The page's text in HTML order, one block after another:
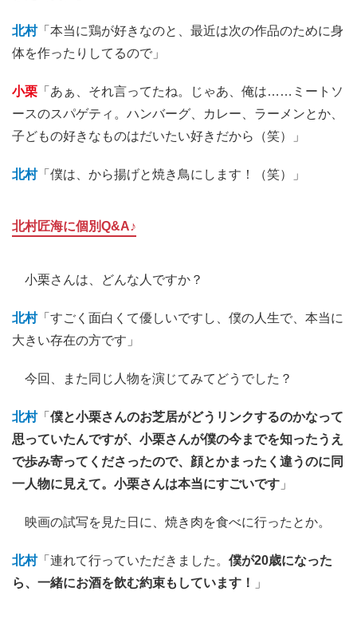
北村「本当に鶏が好きなのと、最近は次の作品のために身
体を作ったりしてるので」
小栗 「あぁ、それ言ってたね。じゃあ、俺は……ミートソ
ースのスパゲティ。ハンバーグ、カレー、ラーメンとか、
子どもの好きなものはだいたい好きだから（笑）」
北村「僕は、から揚げと焼き鳥にします！（笑）」
北村匠海に個別Q&A♪
小栗さんは、どんな人ですか？
北村「すごく面白くて優しいですし、僕の人生で、本当に
大きい存在の方です」
今回、また同じ人物を演じてみてどうでした？
北村「 僕と小栗さんのお芝居がどうリンクするのかなって
思っていたんですが、小栗さんが僕の今までを知ったうえ
で歩み寄ってくださったので、顔とかまったく違うのに同
一人物に見えて。小栗さんは本当にすごいです 」
映画の試写を見た日に、焼き肉を食べに行ったとか。
北村「連れて行っていただきました。 僕が20歳になった
ら、一緒にお酒を飲む約束もしています！
」